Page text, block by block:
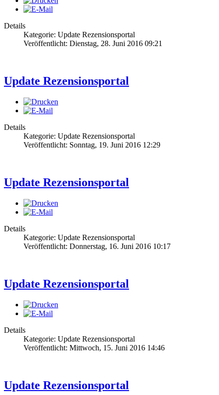
Details
Kategorie: Update Rezensionsportal
Veröffentlicht: Dienstag, 28. Juni 2016 09:21
Update Rezensionsportal
Details
Kategorie: Update Rezensionsportal
Veröffentlicht: Sonntag, 19. Juni 2016 12:29
Update Rezensionsportal
Details
Kategorie: Update Rezensionsportal
Veröffentlicht: Donnerstag, 16. Juni 2016 10:17
Update Rezensionsportal
Details
Kategorie: Update Rezensionsportal
Veröffentlicht: Mittwoch, 15. Juni 2016 14:46
Update Rezensionsportal